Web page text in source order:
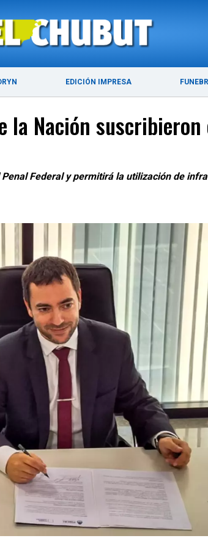
EDICIÓN IMPRESA
ÚLTIMAS NOTICIAS PUERTO MADRYN
la Nación
Federal y permitirá la utilización de